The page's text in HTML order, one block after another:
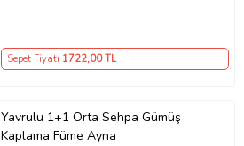
Sepet Fiyatı 1722,00 TL
Yavrulu 1+1 Orta Sehpa Gümüş
Kaplama Füme Ayna